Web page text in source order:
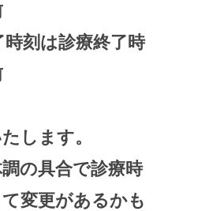
刻は診療終了時
ます。
の具合で診療時
変更があるかも